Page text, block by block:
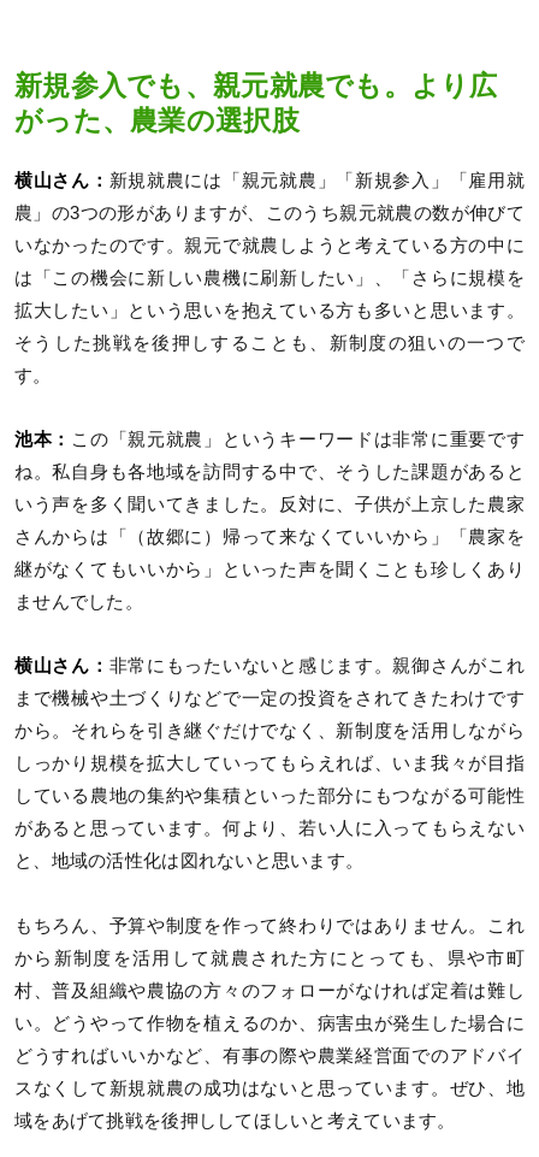
新規参入でも、親元就農でも。より広
がった、農業の選択肢
横山さん： 新規就農には「親元就農」「新規参入」「雇用就
農」の3つの形がありますが、このうち親元就農の数が伸びて
いなかったのです。親元で就農しようと考えている方の中に
は「この機会に新しい農機に刷新したい」、「さらに規模を
拡大したい」という思いを抱えている方も多いと思います。
そうした挑戦を後押しすることも、新制度の狙いの一つで
す。
池本： この「親元就農」というキーワードは非常に重要です
ね。私自身も各地域を訪問する中で、そうした課題があると
いう声を多く聞いてきました。反対に、子供が上京した農家
さんからは「（故郷に）帰って来なくていいから」「農家を
継がなくてもいいから」といった声を聞くことも珍しくあり
ませんでした。
横山さん： 非常にもったいないと感じます。親御さんがこれ
まで機械や土づくりなどで一定の投資をされてきたわけです
から。それらを引き継ぐだけでなく、新制度を活用しながら
しっかり規模を拡大していってもらえれば、いま我々が目指
している農地の集約や集積といった部分にもつながる可能性
があると思っています。何より、若い人に入ってもらえない
と、地域の活性化は図れないと思います。
もちろん、予算や制度を作って終わりではありません。これ
から新制度を活用して就農された方にとっても、県や市町
村、普及組織や農協の方々のフォローがなければ定着は難し
い。どうやって作物を植えるのか、病害虫が発生した場合に
どうすればいいかなど、有事の際や農業経営面でのアドバイ
スなくして新規就農の成功はないと思っています。ぜひ、地
域をあげて挑戦を後押ししてほしいと考えています。